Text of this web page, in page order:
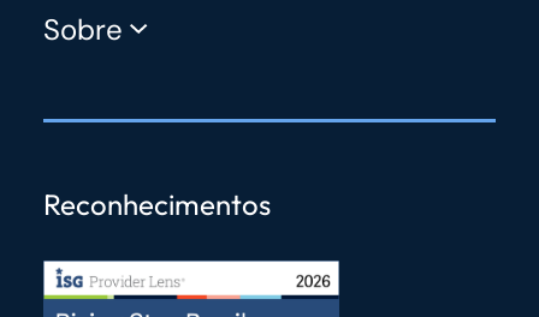
Sobre
Reconhecimentos